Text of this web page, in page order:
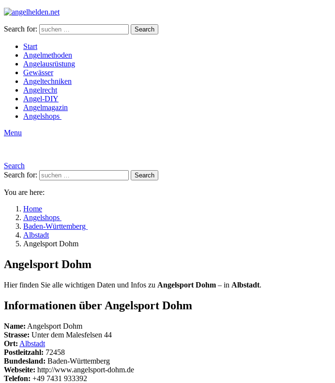
Search for: Search
Start
Angelmethoden
Angelausrüstung
Gewässer
Angeltechniken
Angelrecht
Angel-DIY
Angelmagazin
Angelshops
Menu
Search
Search for:
Search
You are here:
Home
Angelshops
Baden-Württemberg
Albstadt
Angelsport Dohm
Angelsport Dohm
Hier finden Sie alle wichtigen Daten und Infos zu Angelsport Dohm – in Albstadt.
Informationen über Angelsport Dohm
Name: Angelsport Dohm
Strasse: Unter dem Malesfelsen 44
Ort: Albstadt
Postleitzahl: 72458
Bundesland: Baden-Württemberg
Webseite: http://www.angelsport-dohm.de
Telefon: +49 7431 933392